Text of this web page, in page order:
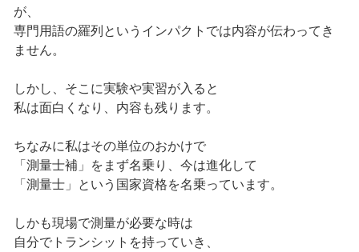
が、
専門用語の羅列というインパクトでは内容が伝わってき
ません。
しかし、そこに実験や実習が入ると
私は面白くなり、内容も残ります。
ちなみに私はその単位のおかけで
「測量士補」をまず名乗り、今は進化して
「測量士」という国家資格を名乗っています。
しかも現場で測量が必要な時は
自分でトランシットを持っていき、